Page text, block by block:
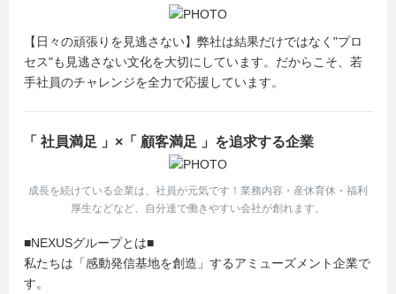
【日々の頑張りを見逃さない】弊社は結果だけではなく"プロ
セス"も見逃さない文化を大切にしています。だからこそ、若
手社員のチャレンジを全力で応援しています。
「 社員満足 」×「 顧客満足 」を追求する企業
成長を続けている企業は、社員が元気です！業務内容・産休育休・福利
厚生などなど、自分達で働きやすい会社が創れます。
■NEXUSグループとは■
私たちは「感動発信基地を創造」するアミューズメント企業で
す。